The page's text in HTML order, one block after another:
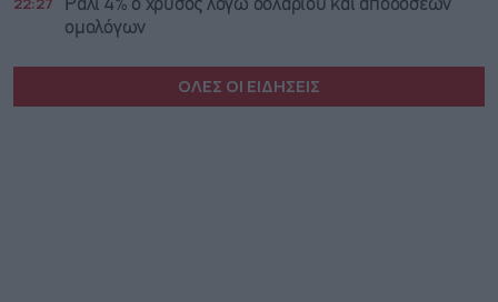
Ράλι 4% ο χρυσός λόγω δολαρίου και αποδόσεων
ομολόγων
ΟΛΕΣ ΟΙ ΕΙΔΗΣΕΙΣ